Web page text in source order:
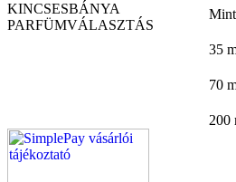
KINCSESBÁNYA
PARFÜMVÁLASZTÁS
35
70
200